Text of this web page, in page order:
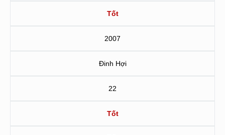
Tốt
2007
Đinh Hợi
22
Tốt